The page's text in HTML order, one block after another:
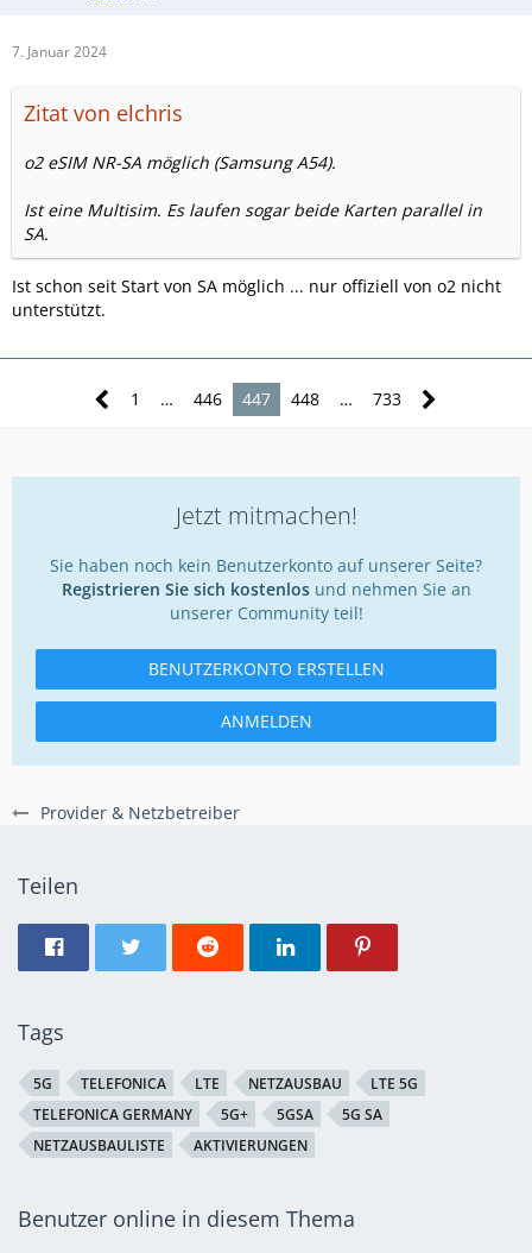
Provider & Netzbetreiber
7. Januar 2024
Zitat von elchris
o2 eSIM NR-SA möglich (Samsung A54).
Ist eine Multisim. Es laufen sogar beide Karten parallel in
SA.
Ist schon seit Start von SA möglich ... nur offiziell von o2 nicht
unterstützt.
1 … 446 447 448 … 733
Jetzt mitmachen!
Sie haben noch kein Benutzerkonto auf unserer Seite?
Registrieren Sie sich kostenlosund nehmen Sie an
unserer Community teil!
BENUTZERKONTO ERSTELLEN
ANMELDEN
Teilen
Tags
5G TELEFONICA LTE NETZAUSBAU
LTE 5G
TELEFONICA GERMANY
5G+ 5GSA
5G SA
NETZAUSBAULISTE
AKTIVIERUNGEN
Benutzer online in diesem Thema